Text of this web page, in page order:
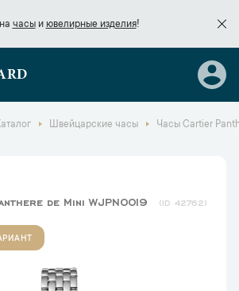
часыи ювелирные изделия!
часы
Швейцарские часы Часы Cartier
de Mini WJPN0019 42762